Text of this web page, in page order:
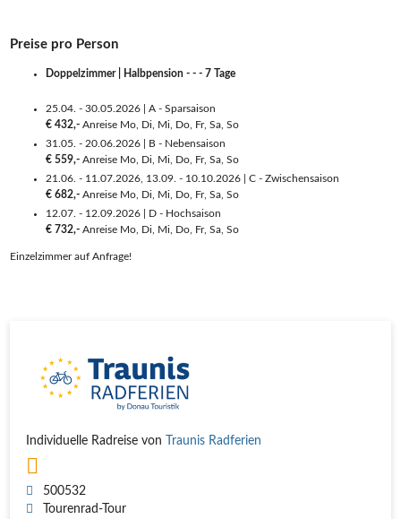
Preise pro Person
Doppelzimmer | Halbpension - - - 7 Tage
25.04. - 30.05.2026 | A - Sparsaison
€ 432,- Anreise Mo, Di, Mi, Do, Fr, Sa, So
31.05. - 20.06.2026 | B - Nebensaison
€ 559,- Anreise Mo, Di, Mi, Do, Fr, Sa, So
21.06. - 11.07.2026, 13.09. - 10.10.2026 | C - Zwischensaison
€ 682,- Anreise Mo, Di, Mi, Do, Fr, Sa, So
12.07. - 12.09.2026 | D - Hochsaison
€ 732,- Anreise Mo, Di, Mi, Do, Fr, Sa, So
Einzelzimmer auf Anfrage!
Individuelle Radreise von Traunis Radferien
500532
Tourenrad-Tour